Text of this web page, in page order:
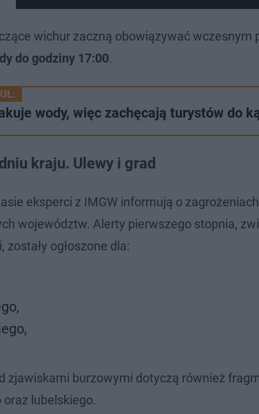
wichur zaczną obowiązywać wczesnym
do godziny 17:00.
wody, więc zachęcają turystów do
kraju. Ulewy i grad
eksperci z IMGW informują o
województw. Alerty pierwszego stopnia,
ogłoszone dla:
zjawiskami burzowymi dotyczą również
lubelskiego.